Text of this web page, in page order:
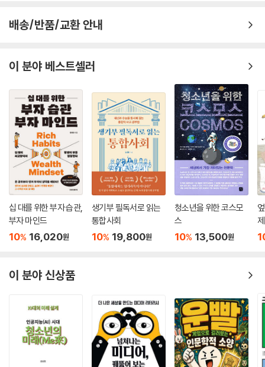
을 잘 적용했어요. 스타일쉐어는 신용카드를 만들 수 없는 10대 청소년들
이 옷을 구경하다가 사고 싶어도 결제 단계에서 구매까지 연결이 안 되는
어 신용카드가 없는 10대들도 은행 계좌만 있으면 모바일 앱으로 옷을 구
매할 수 있게 했죠. 또 구매할 때 ‘편의점 결제 방식’을 선택하면 고객의 휴
대전화로 바코드가 전송되는 간편한 현금 결제 시스템도 도입했습니다. 이
렇게 소비자들의 불편을 재빠르게 파악해 이를 해소하는 방안을 제공함으
로써 소비의 마지막 단계까지 이어지도록 하는 노력이 기업 매출의 성패를
가릅니다.
- 63쪽 중에서
플랫폼은 ‘중간 매개체’를 뜻합니다. 우리 생활에서 예를 들자면 지하철 플
랫폼은 사람들이 오가며 교통수단을 이용할 수 있게 도와주지요. 비즈니스
의 관점에서 보면 서비스 제공자와 서비스 사용자를 연결해 두 개체 사이
에 가치 교환이 일어나는 매개체가 되는 거예요. 판매자들이 입점하고 소
비자들이 상품을 사는 아마존이나 쿠팡, 운송 서비스가 필요한 승객과 회
사에 고용된 차량 운전 기사를 연결하는 우버, 자기 집의 여유 공간을 빌려
어비앤비, 배달 서비스를 원하는 소비자와 업체들을 연결해 주는 배달의민
- 108쪽 중에서
한 가지 의미 있는 조사 결과를 소개하자면 Z세대가 뜻밖에 오프라인 쇼핑
을 좋아한다는 것입니다. 컨설팅 그룹 AT커니가 2019년에 미국의 Z세대
1,500명을 대상으로 조사한 결과, 설문 참여자의 81퍼센트가 오프라인 쇼
배송/반품/교환 안내
이 분야 베스트셀러
십 대를 위한 부자 습관,
부자 마인드
10% 16,020원
생기부 필독서로 읽는
통합사회
10% 19,800원
청소년을 위한 코스모
스
10% 13,500원
이 분야 신상품